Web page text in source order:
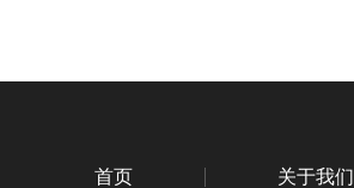
首页 关于我们